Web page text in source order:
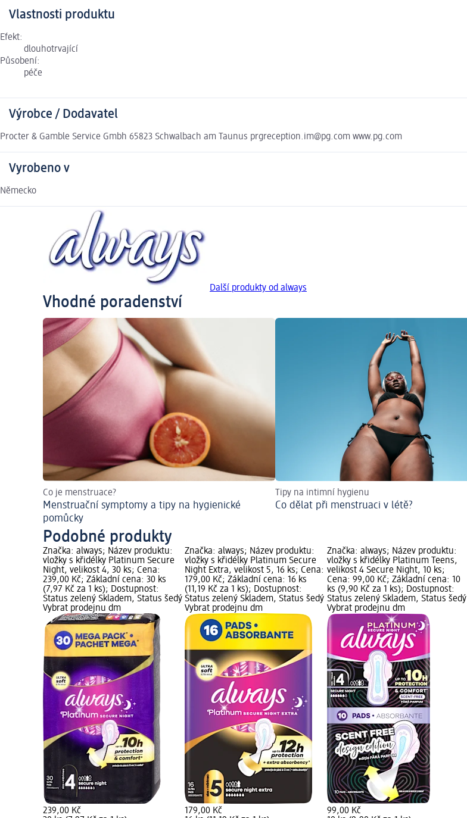
Vlastnosti produktu
Efekt:
dlouhotrvající
Působení:
péče
Výrobce / Dodavatel
Procter & Gamble Service Gmbh 65823 Schwalbach am Taunus prgreception.im@pg.com www.pg.com
Vyrobeno v
Německo
Další produkty od always
Vhodné poradenství
Co je menstruace?
Menstruační symptomy a tipy na hygienické
pomůcky
Tipy na intimní hygienu
Co dělat při menstruaci v létě?
Podobné produkty
Značka: always; Název produktu:
vložky s křidélky Platinum Secure
Night, velikost 4, 30 ks; Cena:
239,00 Kč; Základní cena: 30 ks
(7,97 Kč za 1 ks); Dostupnost:
Status zelený Skladem, Status šedý
Vybrat prodejnu dm
239,00 Kč
Značka: always; Název produktu:
vložky s křidélky Platinum Secure
Night Extra, velikost 5, 16 ks; Cena:
179,00 Kč; Základní cena: 16 ks
(11,19 Kč za 1 ks); Dostupnost:
Status zelený Skladem, Status šedý
Vybrat prodejnu dm
179,00 Kč
Značka: always; Název produktu:
vložky s křidélky Platinum Teens,
velikost 4 Secure Night, 10 ks;
Cena: 99,00 Kč; Základní cena: 10
ks (9,90 Kč za 1 ks); Dostupnost:
Status zelený Skladem, Status šedý
Vybrat prodejnu dm
99,00 Kč